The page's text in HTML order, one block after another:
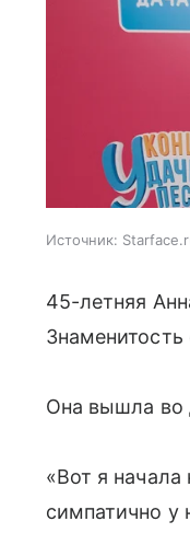
Источник:
45-летняя
Знаменитость
Она вышла во
«Вот я
симпатично у